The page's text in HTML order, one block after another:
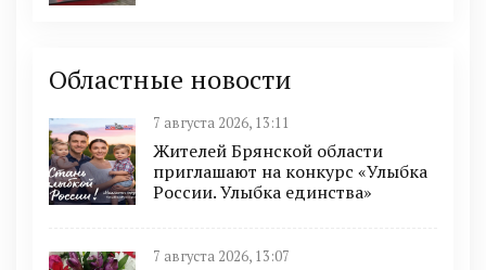
Областные новости
7 августа 2026, 13:11
Жителей Брянской области
приглашают на конкурс «Улыбка
России. Улыбка единства»
7 августа 2026, 13:07